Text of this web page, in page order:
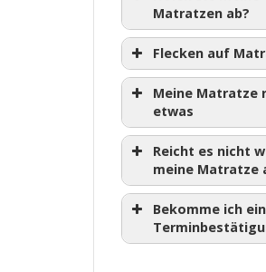
Matratzen ab?
Flecken auf
Meine Matratze
etwas
Reicht es nicht
meine Matratze
Bekomme ich